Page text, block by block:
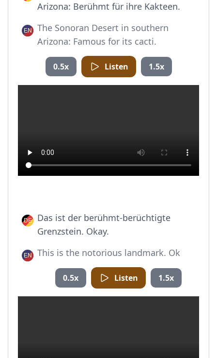
Arizona: Berühmt für ihre Kakteen.
The Sonoran Desert in southern
Arizona: Famous for its cacti.
0.5x Listen 1.5x
Das ist der berühmt-berüchtigte
Grenzstein. Okay.
This is the notorious landmark. Ok
0.5x Listen 1.5x